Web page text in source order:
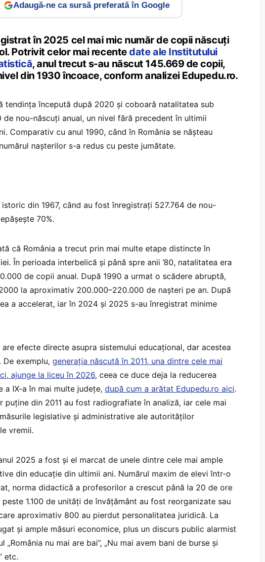
Adaugă-ne ca sursă preferată în Google
în 2025 cel mai mic număr de copii născuți
Potrivit celor mai recentedate ale Institutului
, anul trecut s-au născut 145.669 de copii,
din 1930 încoace, conform analizei Edupedu.ro.
tendința începută după 2020 și coboară natalitatea sub
de nou-născuți anual, un nivel fără precedent în ultimii
Comparativ cu anul 1990, când în România se nășteau
nașterilor s-a redus cu peste jumătate.
din 1967, când au fost înregistrați 527.764 de nou-
70%.
că România a trecut prin mai multe etape distincte în
În perioada interbelică și până spre anii ’80, natalitatea era
de copii anual. După 1990 a urmat o scădere abruptă,
la aproximativ 200.000–220.000 de nașteri pe an. După
a accelerat, iar în 2024 și 2025 s-au înregistrat minime
efecte directe asupra sistemului educațional, dar acestea
De exemplu, generația născută în 2011, una dintre cele mai
ajunge la liceu în 2026, ceea ce duce deja la reducerea
a IX-a în mai multe județe, după cum a arătat Edupedu.ro aici.
puține din 2011 au fost radiografiate în analiză, iar cele mai
legislative și administrative ale autorităților
vremii.
2025 a fost și el marcat de unele dintre cele mai ample
din educație din ultimii ani. Numărul maxim de elevi într-o
norma didactică a profesorilor a crescut până la 20 de ore
1.100 de unități de învățământ au fost reorganizate sau
aproximativ 800 au pierdut personalitatea juridică. La
și ample măsuri economice, plus un discurs public alarmist
„România nu mai are bai”, „Nu mai avem bani de burse și
etc.